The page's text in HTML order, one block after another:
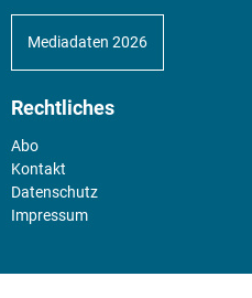
Mediadaten 2026
Rechtliches
Abo
Kontakt
Datenschutz
Impressum